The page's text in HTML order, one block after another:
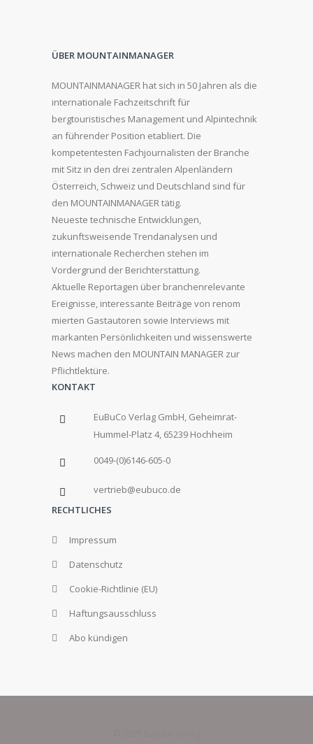
ÜBER MOUNTAINMANAGER
MOUNTAINMANAGER hat sich in 50 Jahren als die
internationale Fachzeitschrift für
bergtouristisches Management und Alpintechnik
an führender Position etabliert. Die
kompetentesten Fachjournalisten der Branche
mit Sitz in den drei zentralen Alpenländern
Österreich, Schweiz und Deutschland sind für
den MOUNTAINMANAGER tätig.
Neueste technische Entwicklungen,
zukunftsweisende Trendanalysen und
internationale Recherchen stehen im
Vordergrund der Berichterstattung.
Aktuelle Reportagen über branchenrelevante
Ereignisse, interessante Beiträge von renom
mierten Gastautoren sowie Interviews mit
markanten Persönlichkeiten und wissenswerte
News machen den MOUNTAIN MANAGER zur
Pflichtlektüre.
KONTAKT
EuBuCo Verlag GmbH, Geheimrat-
Hummel-Platz 4, 65239 Hochheim
0049-(0)6146-605-0
vertrieb@eubuco.de
RECHTLICHES
Impressum
Datenschutz
Cookie-Richtlinie (EU)
Haftungsausschluss
Abo kündigen